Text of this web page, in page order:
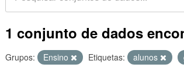
1 conjunto de dados
Grupos: Ensino Etiquetas: alunos